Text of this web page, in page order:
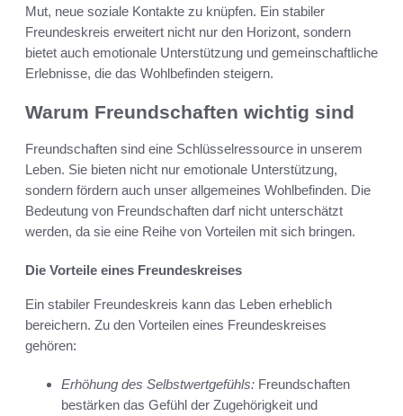
Mut, neue soziale Kontakte zu knüpfen. Ein stabiler
Freundeskreis erweitert nicht nur den Horizont, sondern
bietet auch emotionale Unterstützung und gemeinschaftliche
Erlebnisse, die das Wohlbefinden steigern.
Warum Freundschaften wichtig sind
Freundschaften sind eine Schlüsselressource in unserem
Leben. Sie bieten nicht nur emotionale Unterstützung,
sondern fördern auch unser allgemeines Wohlbefinden. Die
Bedeutung von Freundschaften darf nicht unterschätzt
werden, da sie eine Reihe von Vorteilen mit sich bringen.
Die Vorteile eines Freundeskreises
Ein stabiler Freundeskreis kann das Leben erheblich
bereichern. Zu den Vorteilen eines Freundeskreises
gehören:
Erhöhung des Selbstwertgefühls: Freundschaften
bestärken das Gefühl der Zugehörigkeit und